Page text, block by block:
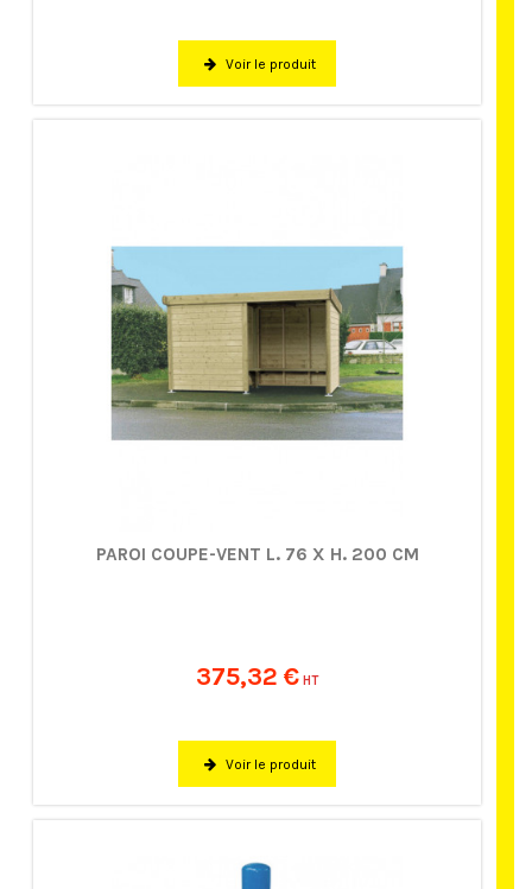
Voir le produit
PAROI COUPE-VENT L. 76 X H. 200 CM
375,32 € HT
Voir le produit